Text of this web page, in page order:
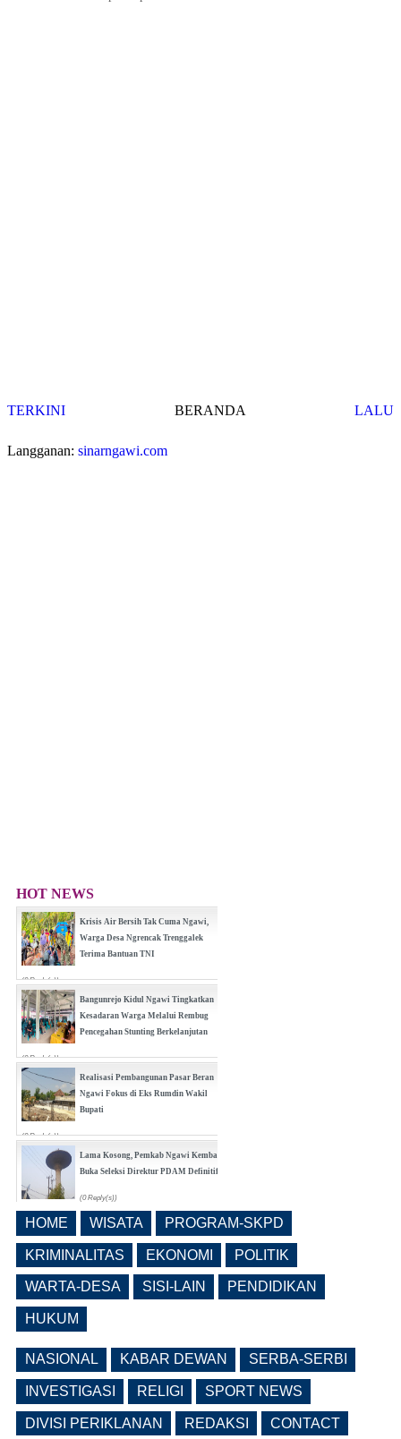
TERKINI LALU
BERANDA
Langganan: sinarngawi.com
HOT NEWS
Krisis Air Bersih Tak Cuma Ngawi,
Warga Desa Ngrencak Trenggalek
Terima Bantuan TNI
(0 Reply(s))
Bangunrejo Kidul Ngawi Tingkatkan
Kesadaran Warga Melalui Rembug
Pencegahan Stunting Berkelanjutan
(0 Reply(s))
Realisasi Pembangunan Pasar Beran
Ngawi Fokus di Eks Rumdin Wakil
Bupati
(0 Reply(s))
Lama Kosong, Pemkab Ngawi Kembali
Buka Seleksi Direktur PDAM Definitif
(0 Reply(s))
Ruang, Pelanggaran Berpotensi
Dikenai Denda dan Pembatasan
Fasilitas
(0 Reply(s))
HOME WISATA PROGRAM-SKPD
KRIMINALITAS EKONOMI POLITIK
WARTA-DESA SISI-LAIN PENDIDIKAN
HUKUM
NASIONAL KABAR DEWAN SERBA-SERBI
INVESTIGASI RELIGI SPORT NEWS
DIVISI PERIKLANAN REDAKSI CONTACT